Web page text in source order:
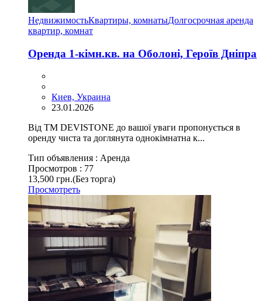
НедвижимостьКвартиры, комнатыДолгосрочная аренда
квартир, комнат
Оренда 1-кімн.кв. на Оболоні, Героїв Дніпра
Киев, Украина
23.01.2026
Від TM DEVISTONE до вашої уваги пропонується в
оренду чиста та доглянута однокімнатна к...
Тип объявления : Аренда
Просмотров : 77
13,500 грн.(Без торга)
Просмотреть